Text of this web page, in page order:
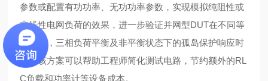
参数或配置有功功率、无功功率参数，实现模拟纯阻性或
非线性电网负荷的效果，进一步验证并网型DUT在不同等
效阻抗，三相负荷平衡及非平衡状态下的孤岛保护响应时
间。该方案可以帮助工程师简化测试电路，节约额外的RL
C负载和功率计等设备成本。